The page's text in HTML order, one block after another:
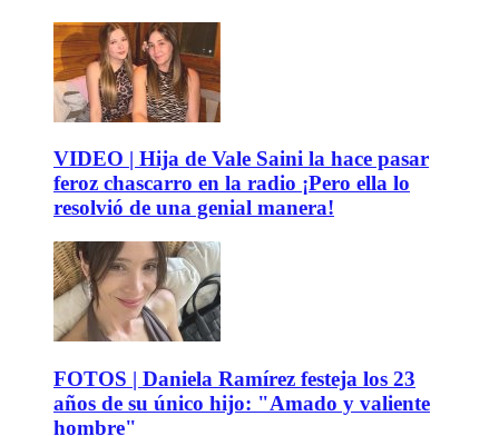
VIDEO | Hija de Vale Saini la hace pasar
feroz chascarro en la radio ¡Pero ella lo
resolvió de una genial manera!
FOTOS | Daniela Ramírez festeja los 23
años de su único hijo: "Amado y valiente
hombre"